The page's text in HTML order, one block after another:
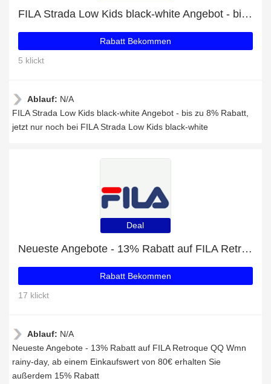
FILA Strada Low Kids black-white Angebot - bis zu 8% Rabatt
Rabatt Bekommen
5 klickt
Ablauf: N/A
FILA Strada Low Kids black-white Angebot - bis zu 8% Rabatt,
jetzt nur noch bei FILA Strada Low Kids black-white
Deal
Neueste Angebote - 13% Rabatt auf FILA Retroque QQ Wmn rainy-day
Rabatt Bekommen
17 klickt
Ablauf: N/A
Neueste Angebote - 13% Rabatt auf FILA Retroque QQ Wmn
rainy-day, ab einem Einkaufswert von 80€ erhalten Sie
außerdem 15% Rabatt